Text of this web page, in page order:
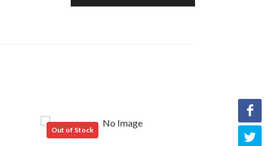
Out of Stock